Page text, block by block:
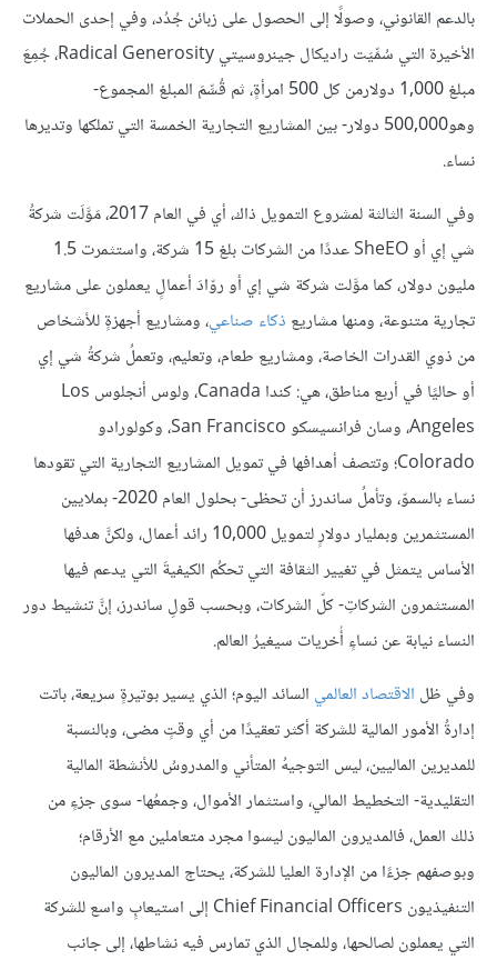
بالدعم القانوني، وصولًا إلى الحصول على زبائن جُدُد، وفي إحدى الحملات
الأخيرة التي سُمِّيَت راديكال جينروسيتي Radical Generosity، جُمِعَ
مبلغ 1,000 دولارمن كل 500 امرأةٍ، ثم قُسِّمَ المبلغ المجموع-
وهو500,000 دولار- بين المشاريع التجارية الخمسة التي تملكها وتديرها
نساء.
وفي السنة الثالثة لمشروع التمويل ذاك، أي في العام 2017، مَوَّلَت شركةُ
شي إي أو SheEO عددًا من الشركات بلغ 15 شركة، واستثمرت 1.5
مليون دولار، كما موَّلت شركة شي إي أو روّادَ أعمالٍ يعملون على مشاريع
تجارية متنوعة، ومنها مشاريع ذكاء صناعي، ومشاريع أجهزةٍ للأشخاص
من ذوي القدرات الخاصة، ومشاريع طعام، وتعليم، وتعملُ شركةُ شي إي
أو حاليًا في أربع مناطق، هي: كندا Canada، ولوس أنجلوس Los
Angeles، وسان فرانسيسكو San Francisco، وكولورادو
Colorado؛ وتتصف أهدافها في تمويل المشاريع التجارية التي تقودها
نساء بالسموّ، وتأملُ ساندرز أن تحظى- بحلول العام 2020- بملايين
المستثمرين وبمليار دولارٍ لتمويل 10,000 رائد أعمال، ولكنَّ هدفها
الأساس يتمثل في تغيير الثقافة التي تحكُم الكيفيةَ التي يدعم فيها
المستثمرون الشركاتِ- كلّ الشركات، وبحسب قولِ ساندرز، إنَّ تنشيط دور
النساء نيابة عن نساءٍ أُخريات سيغيرُ العالم.
وفي ظل الاقتصاد العالمي السائد اليوم؛ الذي يسير بوتيرةٍ سريعة، باتت
إدارةُ الأمور المالية للشركة أكثر تعقيدًا من أي وقتٍ مضى، وبالنسبة
للمديرين الماليين، ليس التوجيهُ المتأني والمدروسُ للأنشطة المالية
التقليدية- التخطيط المالي، واستثمار الأموال، وجمعُها- سوى جزءٍ من
ذلك العمل، فالمديرون الماليون ليسوا مجرد متعاملين مع الأرقام؛
وبوصفهم جزءًا من الإدارة العليا للشركة، يحتاج المديرون الماليون
التنفيذيون Chief Financial Officers إلى استيعابٍ واسع للشركة
التي يعملون لصالحها، وللمجال الذي تمارس فيه نشاطها، إلى جانب